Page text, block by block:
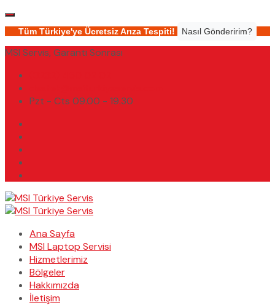
Tüm Türkiye'ye Ücretsiz Arıza Tespiti! Nasıl Gönderirim?
MSI Servis, Garanti Sonrası
Pzt - Cts 09.00 - 19.30
Ana Sayfa
MSI Laptop Servisi
Hizmetlerimiz
Bölgeler
Hakkımızda
İletişim